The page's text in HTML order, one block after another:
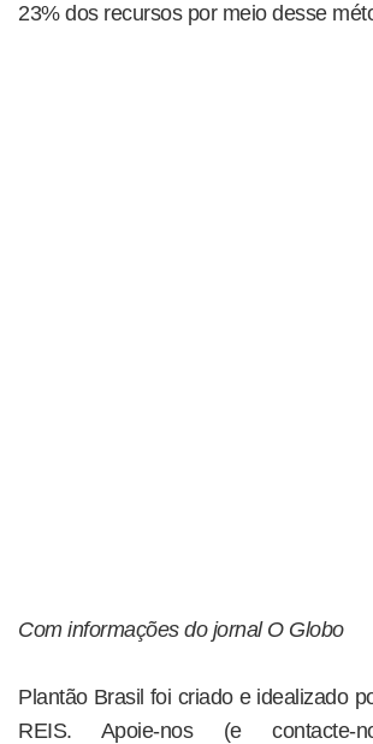
23% dos recursos por meio desse
Com informações do jornal O Globo
Plantão Brasil foi criado e idealizado
REIS. Apoie-nos (e